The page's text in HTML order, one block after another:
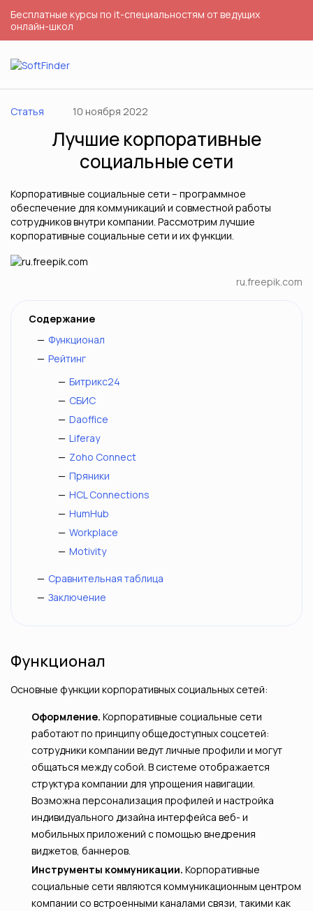
Бесплатные курсы по it-специальностям от ведущих
онлайн-школ
Статья 10 ноября 2022
Лучшие корпоративные
социальные сети
Корпоративные социальные сети – программное
обеспечение для коммуникаций и совместной работы
сотрудников внутри компании. Рассмотрим лучшие
корпоративные социальные сети и их функции.
ru.freepik.com
Содержание
Функционал
Рейтинг
Битрикс24
СБИС
Daoffice
Liferay
Zoho Connect
Пряники
HCL Connections
HumHub
Workplace
Motivity
Сравнительная таблица
Заключение
Функционал
Основные функции корпоративных социальных сетей:
Оформление. Корпоративные социальные сети
работают по принципу общедоступных соцсетей:
сотрудники компании ведут личные профили и могут
общаться между собой. В системе отображается
структура компании для упрощения навигации.
Возможна персонализация профилей и настройка
индивидуального дизайна интерфейса веб- и
мобильных приложений с помощью внедрения
виджетов, баннеров.
Инструменты коммуникации. Корпоративные
социальные сети являются коммуникационным центром
компании со встроенными каналами связи, такими как